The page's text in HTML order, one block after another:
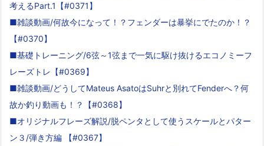
考えるPart.1【#0371】
■雑談動画/何故今になって！？フェンダーは暴挙にでたのか！？
【#0370】
■基礎トレーニング/6弦～1弦まで一気に駆け抜けるエコノミーフ
レーズトレ【#0369】
■雑談動画/どうしてMateus AsatoはSuhrと別れてFenderへ？何
故か釣り動画も！？【#0368】
■オリジナルフレーズ解説/脱ペンタとして使うスケールとパター
ン３/弾き方編 【#0367】